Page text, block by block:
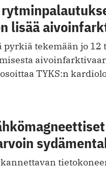
lisää
tekemään jo 12
TYKS:n